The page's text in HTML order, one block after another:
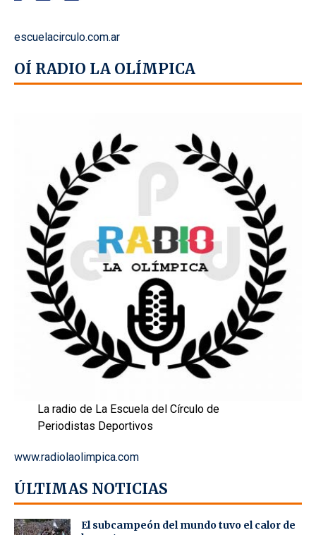
escuelacirculo.com.ar
OÍ RADIO LA OLÍMPICA
La radio de La Escuela del Círculo de
Periodistas Deportivos
www.radiolaolimpica.com
ÚLTIMAS NOTICIAS
El subcampeón del mundo tuvo el calor de